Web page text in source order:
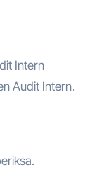
Intern
Audit Intern.